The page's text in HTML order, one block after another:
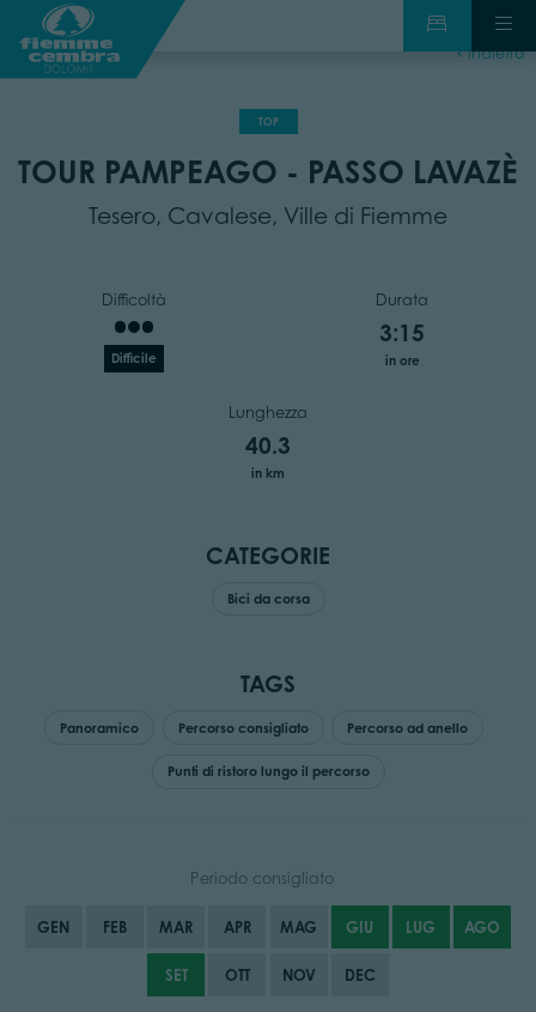
indietro
TOP
TOUR PAMPEAGO - PASSO LAVAZÈ
Tesero, Cavalese, Ville di Fiemme
Difficoltà
Difficile
Durata
3:15
in ore
Lunghezza
40.3
in km
CATEGORIE
Bici da corsa
TAGS
Panoramico Percorso consigliato Percorso ad anello
Punti di ristoro lungo il percorso
Periodo consigliato
GEN FEB MAR APR MAG GIU LUG AGO
SET OTT NOV DEC